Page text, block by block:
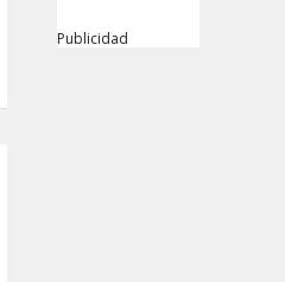
Publicidad